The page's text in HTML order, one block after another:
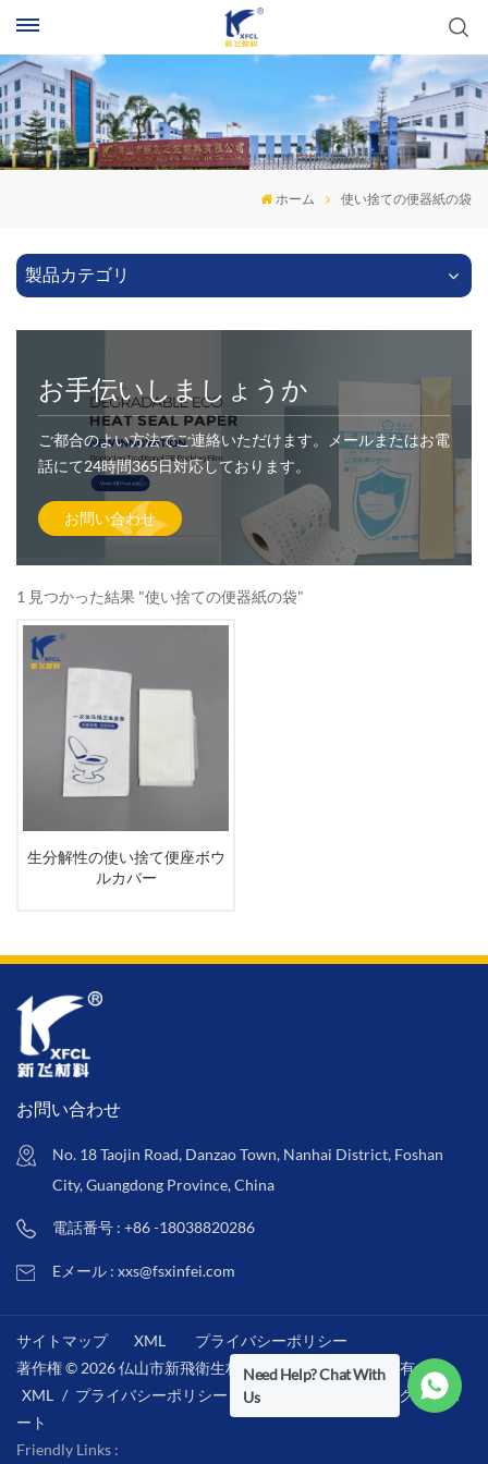
ホーム 使い捨ての便器紙の袋
製品カテゴリ
お手伝いしましょうか
ご都合のよい方法でご連絡いただけます。メールまたはお電
話にて24時間365日対応しております。
お問い合わせ
1 見つかった結果 "使い捨ての便器紙の袋"
生分解性の使い捨て便座ボウ
ルカバー
お問い合わせ
No. 18 Taojin Road, Danzao Town, Nanhai District, Foshan
City, Guangdong Province, China
電話番号 : +86 -18038820286
Eメール : xxs@fsxinfei.com
サイトマップ XML
プライバシーポリシー
著作権 © 2026 仏山市新飛衛生材料株式会社 .全著作権所有 . /
XML / プライバシーポリシー /
IPv6ネットワークをサポ
ート
Friendly Links :
Need Help? Chat With
Us